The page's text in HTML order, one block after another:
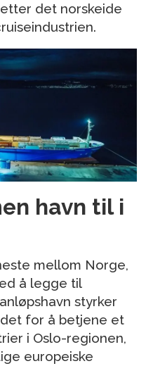
det norskeide
havn til i
mellom Norge,
å legge til
styrker
for å betjene et
i Oslo-regionen,
europeiske